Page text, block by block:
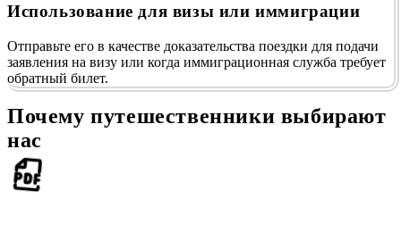
Использование для визы или иммиграции
Отправьте его в качестве доказательства поездки для подачи
заявления на визу или когда иммиграционная служба требует
обратный билет.
Почему путешественники выбирают
нас